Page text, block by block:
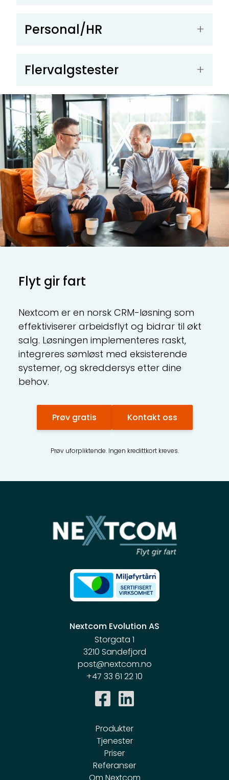
Personal/HR
Flervalgstester
Flyt gir fart
Nextcom er en norsk CRM-løsning som
effektiviserer arbeidsflyt og bidrar til økt
salg. Løsningen implementeres raskt,
integreres sømløst med eksisterende
systemer, og skreddersys etter dine
behov.
Prøv gratis Kontakt oss
Prøv uforpliktende. Ingen kredittkort kreves.
Nextcom Evolution AS
Storgata 1
3210 Sandefjord
post@nextcom.no
+47 33 61 22 10
Produkter
Tjenester
Priser
Referanser